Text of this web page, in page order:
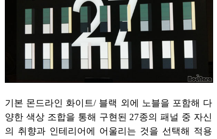
기본 몬드라인 화이트/ 블랙 외에 노블을 포함해 다
양한 색상 조합을 통해 구현된 27종의 패널 중 자신
의 취향과 인테리어에 어울리는 것을 선택해 적용